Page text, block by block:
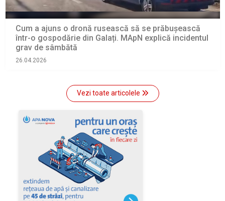
Cum a ajuns o dronă rusească să se prăbușească
într-o gospodărie din Galați. MApN explică incidentul
grav de sâmbătă
26.04.2026
Vezi toate articolele